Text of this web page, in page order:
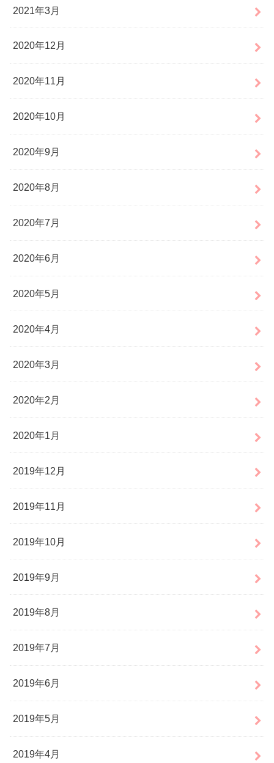
2021年3月
2020年12月
2020年11月
2020年10月
2020年9月
2020年8月
2020年7月
2020年6月
2020年5月
2020年4月
2020年3月
2020年2月
2020年1月
2019年12月
2019年11月
2019年10月
2019年9月
2019年8月
2019年7月
2019年6月
2019年5月
2019年4月